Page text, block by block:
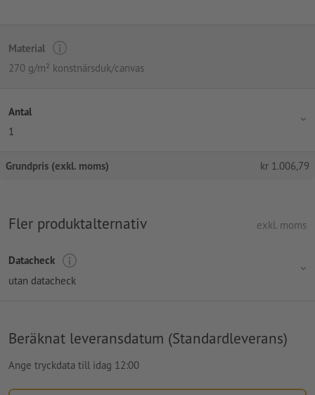
Material
270 g/m² konstnärsduk/canvas
Antal
1
Grundpris (exkl. moms) kr 1.006,79
Fler produktalternativ exkl. moms
Datacheck
utan datacheck
Beräknat leveransdatum (Standardleverans)
Ange tryckdata till idag 12:00